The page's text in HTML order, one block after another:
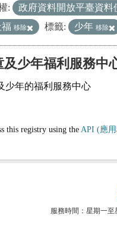
: 政府資料開放平臺資料
移除 標籤: 少年 移除
及少年福利服務中
少年的福利服務中心
this registry using theAPI (應
服務時間：星期一至